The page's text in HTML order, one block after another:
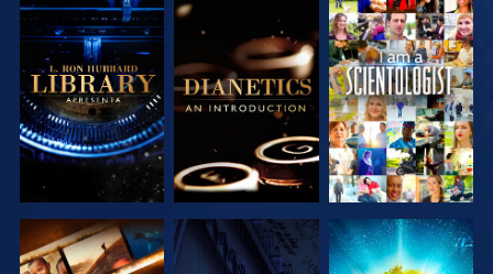
EXPLORAR A
SÉRIE
EXPLORAR A
SÉRIE
VER